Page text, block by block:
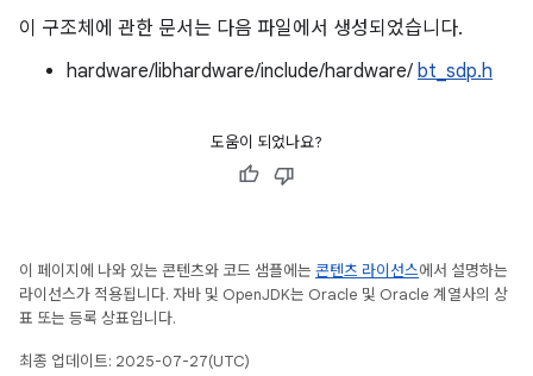
이 구조체에 관한 문서는 다음 파일에서 생성되었습니다.
hardware/libhardware/include/hardware/ bt_sdp.h
도움이 되었나요?
이 페이지에 나와 있는 콘텐츠와 코드 샘플에는 콘텐츠 라이선스에서 설명하는
라이선스가 적용됩니다. 자바 및 OpenJDK는 Oracle 및 Oracle 계열사의 상
표 또는 등록 상표입니다.
최종 업데이트: 2025-07-27(UTC)